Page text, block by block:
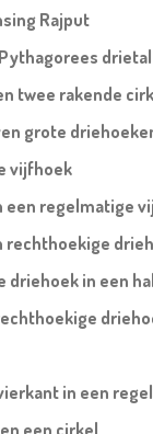
Rajput
Pythagorees
twee rakende
grote
vijfhoek
een regelmatige
rechthoekige
driehoek in een
in een
een cirkel